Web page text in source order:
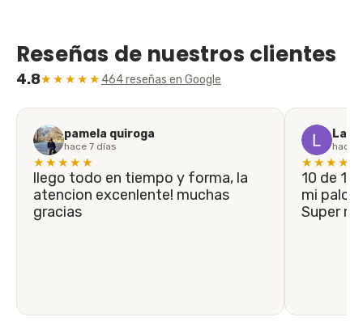
Reseñas de nuestros clientes
4.8★★★★★ 464 reseñas en Google
pamela quiroga
hace 7 días
★★★★★
llego todo en tiempo y forma, la
atencion excenlente! muchas
gracias
hace
★★★★★
10 de 10! En menos de 5 días llegó
mi palo
Super